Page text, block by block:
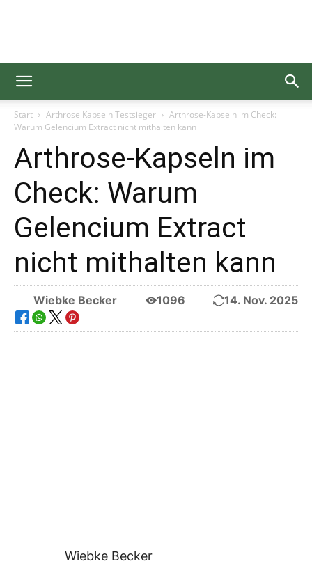
Gesundgelesen
Start Arthrose Kapseln Testsieger
Arthrose-Kapseln im Check:
Warum Gelencium Extract nicht mithalten kann
Arthrose-Kapseln im
Check: Warum
Gelencium Extract
nicht mithalten kann
Wiebke Becker 1096 14. Nov. 2025
Wiebke Becker